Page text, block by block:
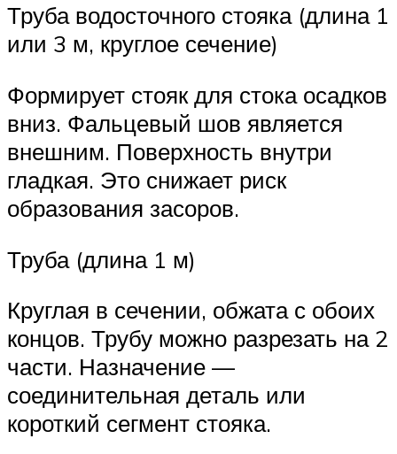
Труба водосточного стояка (длина 1
или 3 м, круглое сечение)
Формирует стояк для стока осадков
вниз. Фальцевый шов является
внешним. Поверхность внутри
гладкая. Это снижает риск
образования засоров.
Труба (длина 1 м)
Круглая в сечении, обжата с обоих
концов. Трубу можно разрезать на 2
части. Назначение —
соединительная деталь или
короткий сегмент стояка.